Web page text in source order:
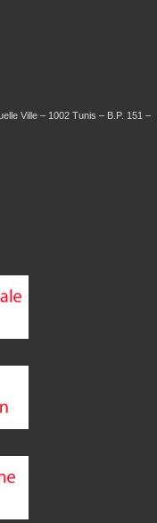
Ville – 1002 Tunis – B.P. 151 –